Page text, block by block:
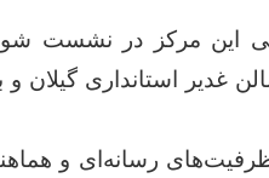
این مرکز در نشست
گیلان حضور یافت. این نشست روز سه‌شنبه ۹
ظرفیت‌های رسانه‌ای و